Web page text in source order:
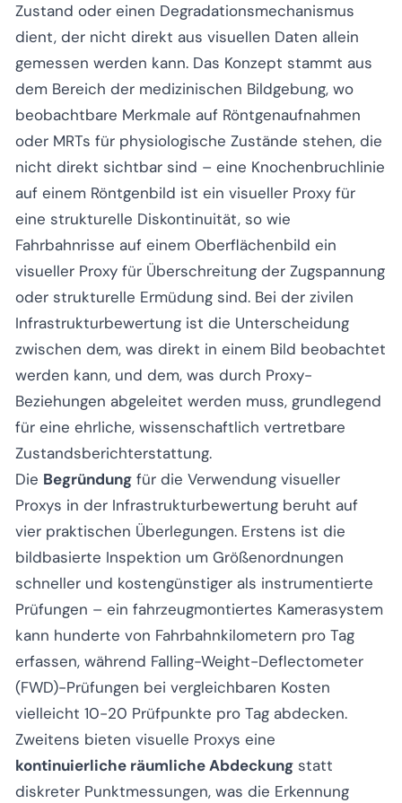
Zustand oder einen Degradationsmechanismus
dient, der nicht direkt aus visuellen Daten allein
gemessen werden kann. Das Konzept stammt aus
dem Bereich der medizinischen Bildgebung, wo
beobachtbare Merkmale auf Röntgenaufnahmen
oder MRTs für physiologische Zustände stehen, die
nicht direkt sichtbar sind – eine Knochenbruchlinie
auf einem Röntgenbild ist ein visueller Proxy für
eine strukturelle Diskontinuität, so wie
Fahrbahnrisse auf einem Oberflächenbild ein
visueller Proxy für Überschreitung der Zugspannung
oder strukturelle Ermüdung sind. Bei der zivilen
Infrastrukturbewertung ist die Unterscheidung
zwischen dem, was direkt in einem Bild beobachtet
werden kann, und dem, was durch Proxy-
Beziehungen abgeleitet werden muss, grundlegend
für eine ehrliche, wissenschaftlich vertretbare
Zustandsberichterstattung.
Die Begründung für die Verwendung visueller
Proxys in der Infrastrukturbewertung beruht auf
vier praktischen Überlegungen. Erstens ist die
bildbasierte Inspektion um Größenordnungen
schneller und kostengünstiger als instrumentierte
Prüfungen – ein fahrzeugmontiertes Kamerasystem
kann hunderte von Fahrbahnkilometern pro Tag
erfassen, während Falling-Weight-Deflectometer
(FWD)-Prüfungen bei vergleichbaren Kosten
vielleicht 10-20 Prüfpunkte pro Tag abdecken.
Zweitens bieten visuelle Proxys eine
kontinuierliche räumliche Abdeckung statt
diskreter Punktmessungen, was die Erkennung